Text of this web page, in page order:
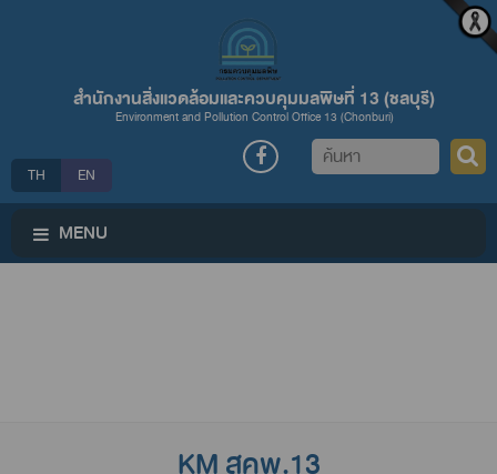
สำนักงานสิ่งแวดล้อมและควบคุมมลพิษที่ 13 (ชลบุรี)
Environment and Pollution Control Office 13 (Chonburi)
TH EN
ค้นหา
MENU
KM สคพ.13